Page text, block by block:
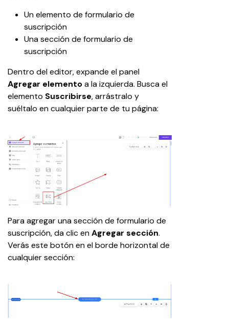
Un elemento de formulario de
suscripción
Una sección de formulario de
suscripción
Dentro del editor, expande el panel
Agregar elemento a la izquierda. Busca el
elemento Suscribirse, arrástralo y
suéltalo en cualquier parte de tu página:
Para agregar una sección de formulario de
suscripción, da clic en Agregar sección.
Verás este botón en el borde horizontal de
cualquier sección: